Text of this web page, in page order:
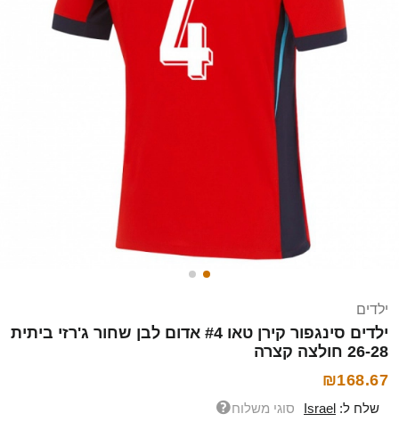
ילדים
ילדים סינגפור קירן טאו #4 אדום לבן שחור ג'רזי ביתית
26-28 חולצה קצרה
₪168.67
שלח ל: Israel סוגי משלוח